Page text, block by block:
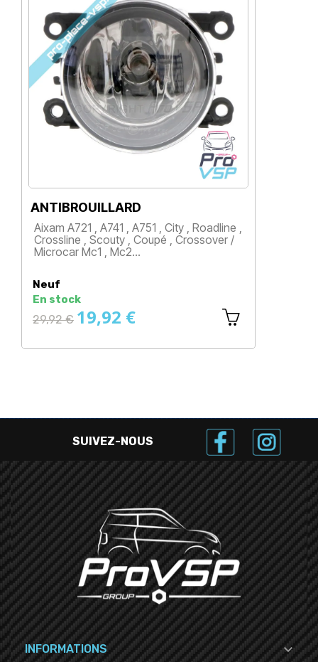
ANTIBROUILLARD
Aixam A721 , A741 , A751 , City , Roadline ,
Crossline , Scouty , Coupé , Crossover /
Microcar Mc1 , Mc2…
Neuf
En stock
Prix
normal
29,92 € 19,92 €
SUIVEZ-NOUS
INFORMATIONS 